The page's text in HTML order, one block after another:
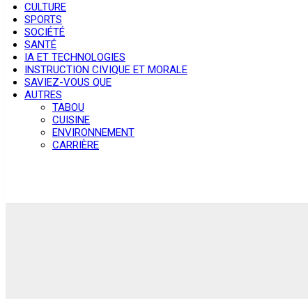
CULTURE
SPORTS
SOCIÉTÉ
SANTÉ
IA ET TECHNOLOGIES
INSTRUCTION CIVIQUE ET MORALE
SAVIEZ-VOUS QUE
AUTRES
TABOU
CUISINE
ENVIRONNEMENT
CARRIÈRE